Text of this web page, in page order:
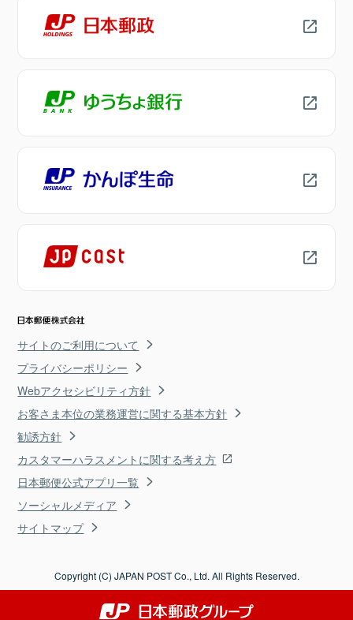
サイトのご利用について
プライバシーポリシー
Webアクセシビリティ方針
お客さま本位の業務運営に関する基本方針
勧誘方針
カスタマーハラスメントに関する考え方
日本郵便公式アプリ一覧
ソーシャルメディア
サイトマップ
Copyright (C) JAPAN POST Co., Ltd. All Rights Reserved.